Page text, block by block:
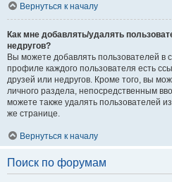
Вернуться к началу
Как мне добавлять/удалять
недругов?
Вы можете добавлять пользователей в
профиле каждого пользователя есть
друзей или недругов. Кроме того, вы
личного раздела, непосредственным
можете также удалять пользователей
же странице.
Вернуться к началу
Поиск по форумам